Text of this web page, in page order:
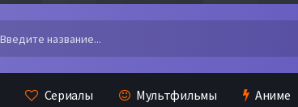
Сериалы Мультфильмы Аниме